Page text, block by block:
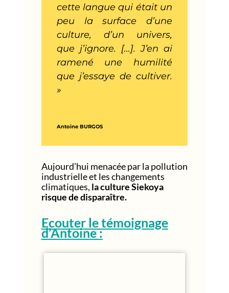
cette langue qui était un
peu la surface d’une
culture, d’un univers,
que j’ignore. […]. J’en ai
ramené une humilité
que j’essaye de cultiver.
»
Antoine BURGOS
Aujourd’hui menacée par la pollution
industrielle et les changements
climatiques, la culture Siekoya
risque de disparaître.
Ecouter le témoignage
d’Antoine :